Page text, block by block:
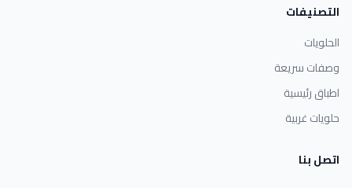
التصنيفات
الحلويات
وصفات سريعة
اطباق رئيسية
حلويات غربية
اتصل بنا